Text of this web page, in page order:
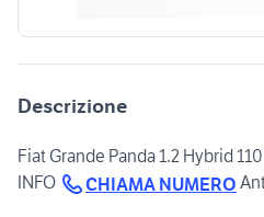
Descrizione
Fiat Grande Panda 1.2 Hybrid
INFO
CHIAMA NUMERO